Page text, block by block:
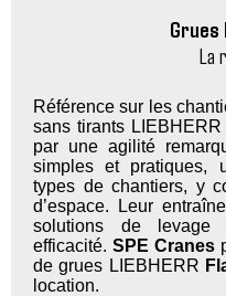
Grues
La
Référence sur les
sans tirants LIEBHERR
par une agilité
simples et pratiques,
types de chantiers, y
d’espace. Leur
solutions de levage
efficacité. SPE Cranes
de grues LIEBHERR
location.